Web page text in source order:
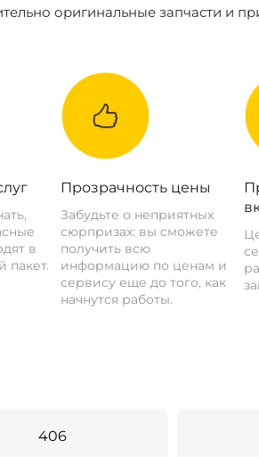
оригинальные запчасти и
в
пакет.
Прозрачность цены
Забудьте о неприятных
сюрпризах: вы сможете
получить всю
информацию по ценам и
сервису еще до того, как
начнутся работы.
406